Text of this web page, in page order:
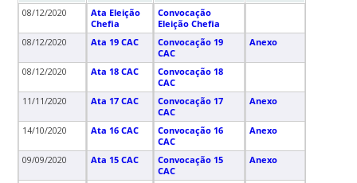
08/12/2020
Ata Eleição
Chefia
Convocação
Eleição Chefia
08/12/2020
Ata 19 CAC
Convocação 19
CAC
Anexo
08/12/2020 Ata 18 CAC
Convocação 18
CAC
11/11/2020
Ata 17 CAC
Convocação 17
CAC
Anexo
14/10/2020 Ata 16 CAC
Convocação 16
CAC
Anexo
09/09/2020 Ata 15 CAC
Convocação 15
CAC
Anexo